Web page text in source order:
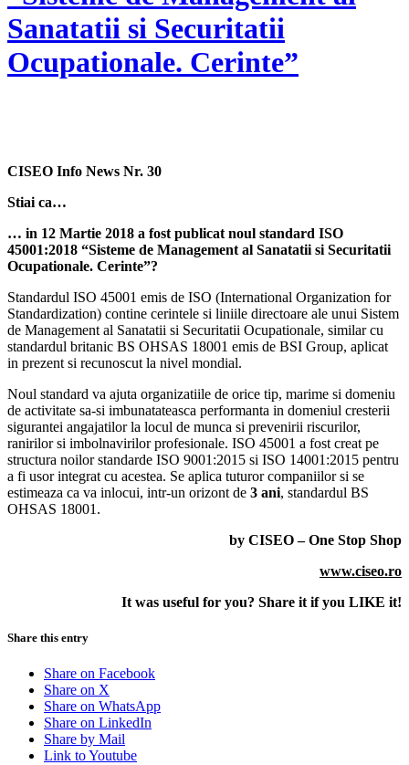
Sanatatii si Securitatii
Ocupationale. Cerinte”
CISEO Info News Nr. 30
Stiai ca…
… in 12 Martie 2018 a fost publicat noul standard ISO
45001:2018 “Sisteme de Management al Sanatatii si Securitatii
Ocupationale. Cerinte”?
Standardul ISO 45001 emis de ISO (International Organization for
Standardization) contine cerintele si liniile directoare ale unui Sistem
de Management al Sanatatii si Securitatii Ocupationale, similar cu
standardul britanic BS OHSAS 18001 emis de BSI Group, aplicat
in prezent si recunoscut la nivel mondial.
Noul standard va ajuta organizatiile de orice tip, marime si domeniu
de activitate sa-si imbunatateasca performanta in domeniul cresterii
sigurantei angajatilor la locul de munca si prevenirii riscurilor,
ranirilor si imbolnavirilor profesionale. ISO 45001 a fost creat pe
structura noilor standarde ISO 9001:2015 si ISO 14001:2015 pentru
a fi usor integrat cu acestea. Se aplica tuturor companiilor si se
estimeaza ca va inlocui, intr-un orizont de 3 ani, standardul BS
OHSAS 18001.
by CISEO – One Stop Shop
www.ciseo.ro
It was useful for you? Share it if you LIKE it!
Share this entry
Share on Facebook
Share on X
Share on WhatsApp
Share on LinkedIn
Share by Mail
Link to Youtube